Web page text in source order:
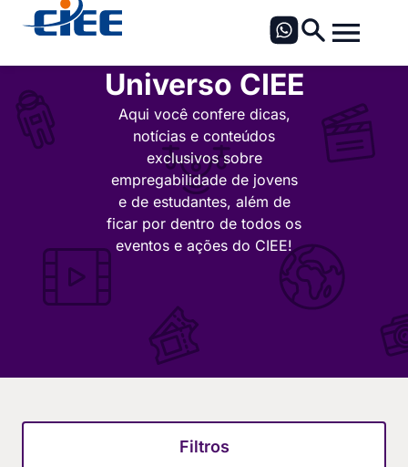
Universo CIEE
Aqui você confere dicas,
notícias e conteúdos
exclusivos sobre
empregabilidade de jovens
e de estudantes, além de
ficar por dentro de todos os
eventos e ações do CIEE!
Filtros